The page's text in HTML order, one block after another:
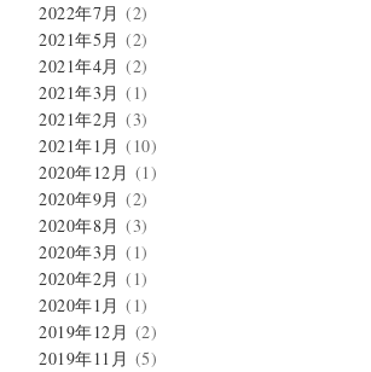
2022年7月 (2)
2021年5月 (2)
2021年4月 (2)
2021年3月 (1)
2021年2月 (3)
2021年1月 (10)
2020年12月 (1)
2020年9月 (2)
2020年8月 (3)
2020年3月 (1)
2020年2月 (1)
2020年1月 (1)
2019年12月 (2)
2019年11月 (5)